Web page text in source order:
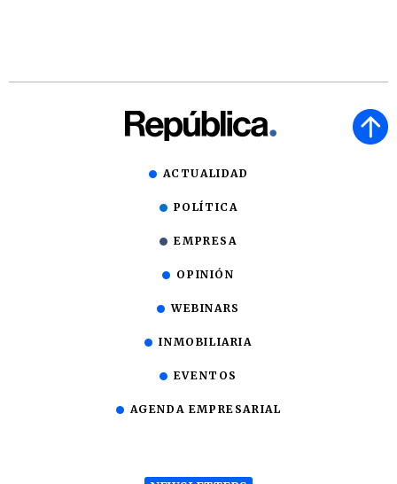
ACTUALIDAD
POLÍTICA
EMPRESA
OPINIÓN
WEBINARS
INMOBILIARIA
EVENTOS
AGENDA EMPRESARIAL